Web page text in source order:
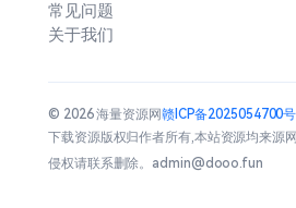
常见问题
关于我们
© 2026 海量资源网赣ICP备2025054700号
下载资源版权归作者所有,本站资源均来源
侵权请联系删除。admin@dooo.fun